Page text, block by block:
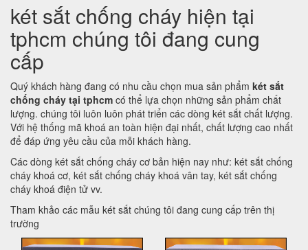
két sắt chống cháy hiện tại
tphcm chúng tôi đang cung
cấp
Quý khách hàng đang có nhu cầu chọn mua sản phẩm két sắt
chống cháy tại tphcm có thể lựa chọn những sản phẩm chất
lượng. chúng tôi luôn luôn phát triển các dòng két sắt chất lượng.
Với hệ thống mã khoá an toàn hiện đại nhất, chất lượng cao nhất
để đáp ứng yêu cầu của mỗi khách hàng.
Các dòng két sắt chống cháy cơ bản hiện nay như: két sắt chống
cháy khoá cơ, két sắt chống cháy khoá vân tay, két sắt chống
cháy khoá điện tử vv.
Tham khảo các mẫu két sắt chúng tôi đang cung cấp trên thị
trường